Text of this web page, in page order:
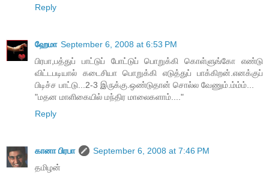
Reply
ஹேமா September 6, 2008 at 6:53 PM
பிரபா,பத்துப் பாட்டுப் போட்டுப் பொறுக்கி கொள்ளுங்கோ எண்டு
விட்டபடியால் கடைசியா பொறுக்கி எடுத்துப் பாக்கிறன்.எனக்குப்
பிடிச்ச பாட்டு...2-3 இருக்கு.ஒண்டுதான் சொல்ல வேணும்.ம்ம்ம்...
"மதன மாளிகையில் மந்திர மாலைகளாம்...."
Reply
கானா பிரபா
September 6, 2008 at 7:46 PM
தமிழன்